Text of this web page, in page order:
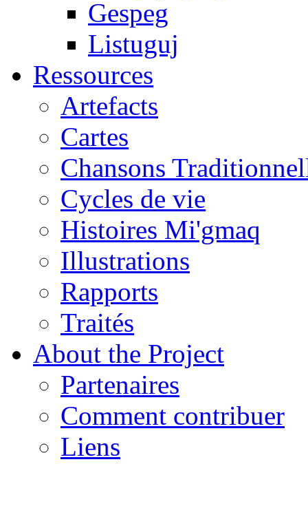
Gespeg
Listuguj
Ressources
Artefacts
Cartes
Chansons
Cycles de vie
Histoires Mi'gmaq
Illustrations
Rapports
Traités
About the Project
Partenaires
Comment contribuer
Liens